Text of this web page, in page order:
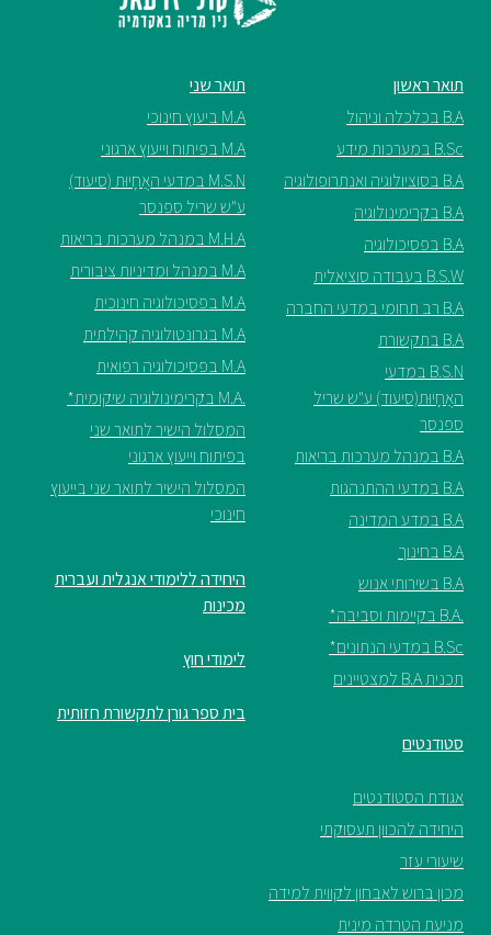
שריל
M.A ביעוץ חינוכי
M.A בפיתוח וייעוץ ארגוני
M.S.N במדעי האֲחָיוּת (סיעוד)
ע"ש שריל ספנסר
M.H.A במנהל מערכות בריאות
M.A במנהל ומדיניות ציבורית
M.A בפסיכולוגיה חינוכית
.M.A בקרימינולוגיה שיקומית*
המסלול הישיר לתואר שני
בפיתוח וייעוץ ארגוני
המסלול הישיר לתואר שני בייעוץ
חינוכי
היחידה ללימודי אנגלית ועברית
מכינות
לימודי חוץ
בית ספר גורן לתקשורת חזותית
לקווית למידה